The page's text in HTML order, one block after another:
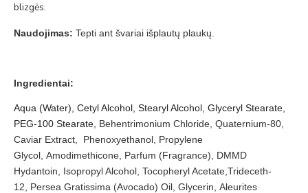
blizgės.
Naudojimas: Tepti ant švariai išplautų plaukų.
Ingredientai:
Aqua (Water), Cetyl Alcohol, Stearyl Alcohol, Glyceryl Stearate,
PEG-100 Stearate, Behentrimonium Chloride, Quaternium-80,
Caviar Extract,
Phenoxyethanol, Propylene
Glycol, Amodimethicone, Parfum (Fragrance), DMMD
Hydantoin, Isopropyl Alcohol, Tocopheryl Acetate,Trideceth-
12, Persea Gratissima (Avocado) Oil, Glycerin, Aleurites